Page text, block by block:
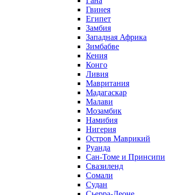
Гвинея
Египет
Замбия
Западная Африка
Зимбабве
Кения
Конго
Ливия
Мавритания
Мадагаскар
Малави
Мозамбик
Намибия
Нигерия
Остров Маврикий
Руанда
Сан-Томе и Принсипи
Свазиленд
Сомали
Судан